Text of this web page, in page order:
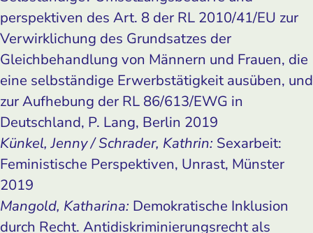
perspektiven des Art. 8 der RL 2010/41/EU zur
Verwirklichung des Grundsatzes der
Gleichbehandlung von Männern und Frauen, die
eine selbständige Erwerbstätigkeit ausüben, und
zur Aufhebung der RL 86/613/EWG in
Deutschland, P. Lang, Berlin 2019
Künkel, Jenny / Schrader, Kathrin: Sexarbeit:
Feministische Perspektiven, Unrast, Münster
2019
Mangold, Katharina: Demokratische Inklusion
durch Recht. Antidiskriminierungsrecht als